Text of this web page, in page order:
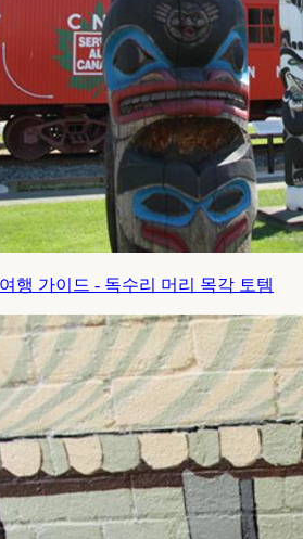
행 가이드 - 독수리 머리 목각 토템